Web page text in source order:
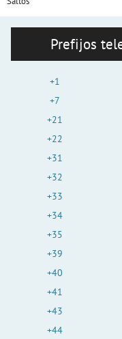
Prefijos
+1
+7
+21
+22
+31
+32
+33
+34
+35
+39
+40
+41
+43
+44